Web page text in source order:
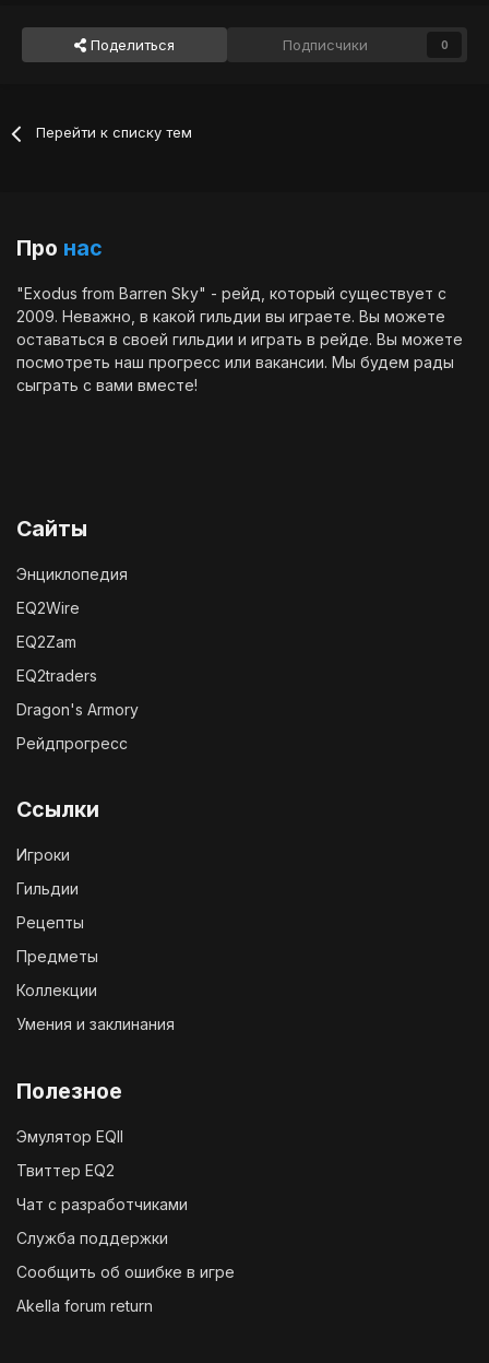
Поделиться Подписчики 0
Перейти к списку тем
Про нас
"Exodus from Barren Sky" - рейд, который существует с
2009. Неважно, в какой гильдии вы играете. Вы можете
оставаться в своей гильдии и играть в рейде. Вы можете
посмотреть наш прогресс или вакансии. Мы будем рады
сыграть с вами вместе!
Сайты
Энциклопедия
EQ2Wire
EQ2Zam
EQ2traders
Dragon's Armory
Рейдпрогресс
Ссылки
Игроки
Гильдии
Рецепты
Предметы
Коллекции
Умения и заклинания
Полезное
Эмулятор EQII
Твиттер EQ2
Чат с разработчиками
Служба поддержки
Сообщить об ошибке в игре
Akella forum return